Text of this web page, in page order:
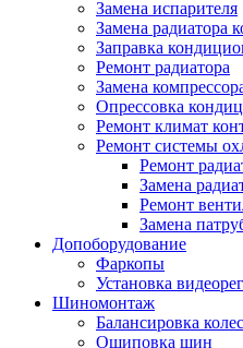
Замена испарителя
Замена радиатора
Заправка
Ремонт радиатора
Замена
Опрессовка
Ремонт климат
Ремонт системы
Ремонт
Замена
Ремонт
Замена
Допоборудование
Фаркопы
Установка
Шиномонтаж
Балансировка колес
Ошиповка шин